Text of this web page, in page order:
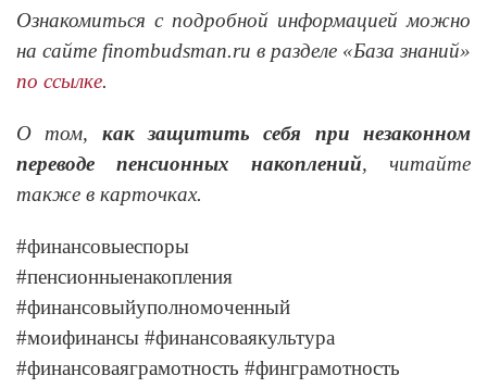
Ознакомиться с подробной информацией можно
на сайте finombudsman.ru в разделе «База знаний»
по ссылке.
О том, как защитить себя при незаконном
переводе пенсионных накоплений, читайте
также в карточках.
#финансовыеспоры
#пенсионныенакопления
#финансовыйуполномоченный
#моифинансы #финансоваякультура
#финансоваяграмотность #финграмотность